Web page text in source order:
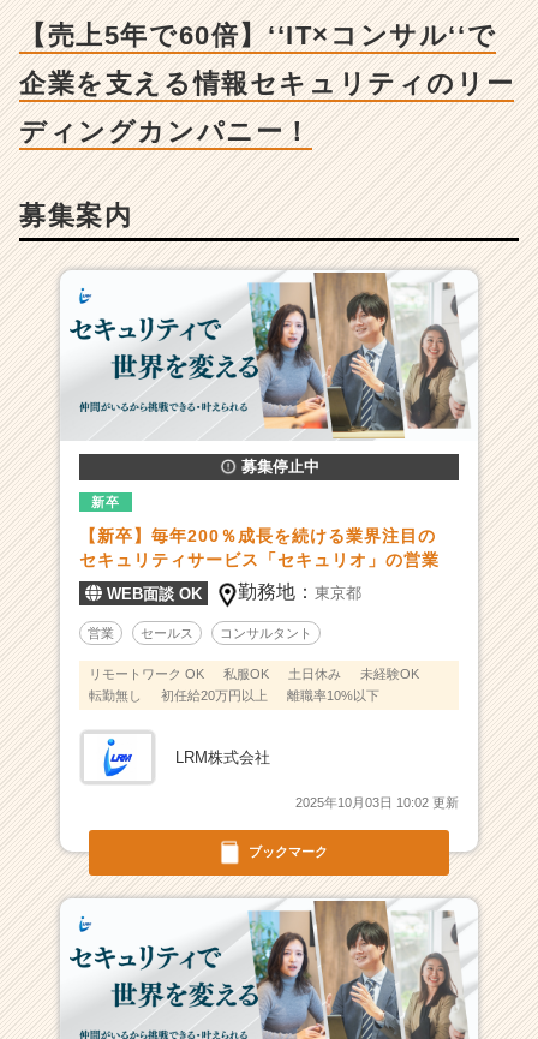
サ
企
を
情
報
キ
ュ
リ
ィ
の
ィ
ン
グ
カ
ン
パ
ニ
ベ
ー・
成
企
業
か
【売上5年で60倍】‘‘IT×コンサル‘‘で
企業を支える情報セキュリティのリー
ディングカンパニー！
募集案内
ブックマーク
募集停止中
新卒
【新卒】毎年200％成長を続ける業界注目の
セキュリティサービス「セキュリオ」の営業
WEB面談 OK 勤務地：東京都
営業 セールス コンサルタント
リモートワーク OK 私服OK 土日休み
未経験OK
転勤無し
初任給20万円以上 離職率10%以下
LRM株式会社
2025年10月03日 10:02 更新